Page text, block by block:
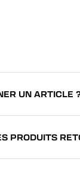
UN ARTICLE
PRODUITS